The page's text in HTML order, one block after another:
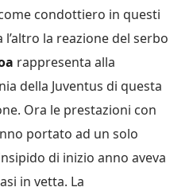
condottiero in questi
la reazione del serbo
rappresenta alla
della Juventus di questa
Ora le prestazioni con
portato ad un solo
di inizio anno aveva
in vetta. La